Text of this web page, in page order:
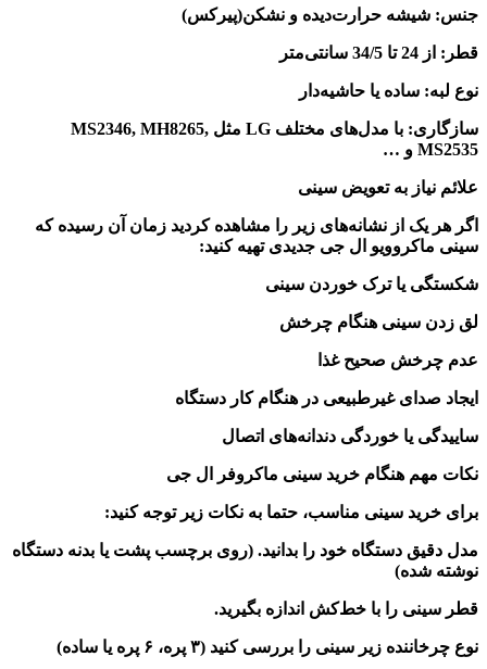
جنس: شیشه حرارت‌دیده و نشکن(پیرکس)
قطر: از 24 تا 34/5 سانتی‌متر
نوع لبه: ساده یا حاشیه‌دار
سازگاری: با مدل‌های مختلف LG مثل MS2346, MH8265,
MS2535 و …
علائم نیاز به تعویض سینی
اگر هر یک از نشانه‌های زیر را مشاهده کردید زمان آن رسیده که
سینی ماکروویو ال جی جدیدی تهیه کنید:
شکستگی یا ترک خوردن سینی
لق زدن سینی هنگام چرخش
عدم چرخش صحیح غذا
ایجاد صدای غیرطبیعی در هنگام کار دستگاه
ساییدگی یا خوردگی دندانه‌های اتصال
نکات مهم هنگام خرید سینی ماکروفر ال جی
برای خرید سینی مناسب، حتما به نکات زیر توجه کنید:
مدل دقیق دستگاه خود را بدانید. (روی برچسب پشت یا بدنه دستگاه
نوشته شده)
قطر سینی را با خط‌کش اندازه بگیرید.
نوع چرخاننده زیر سینی را بررسی کنید (۳ پره، ۶ پره یا ساده)